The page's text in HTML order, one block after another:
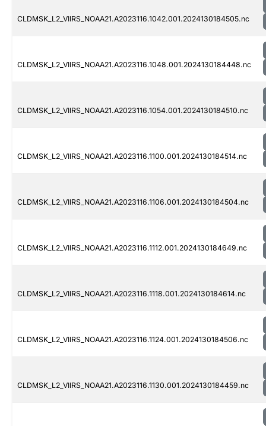
CLDMSK_L2_VIIRS_NOAA21.A2023116.1042.001.2024130184505.nc
CLDMSK_L2_VIIRS_NOAA21.A2023116.1048.001.2024130184448.nc
CLDMSK_L2_VIIRS_NOAA21.A2023116.1054.001.2024130184510.nc
CLDMSK_L2_VIIRS_NOAA21.A2023116.1100.001.2024130184514.nc
CLDMSK_L2_VIIRS_NOAA21.A2023116.1106.001.2024130184504.nc
CLDMSK_L2_VIIRS_NOAA21.A2023116.1112.001.2024130184649.nc
CLDMSK_L2_VIIRS_NOAA21.A2023116.1118.001.2024130184614.nc
CLDMSK_L2_VIIRS_NOAA21.A2023116.1124.001.2024130184506.nc
CLDMSK_L2_VIIRS_NOAA21.A2023116.1130.001.2024130184459.nc